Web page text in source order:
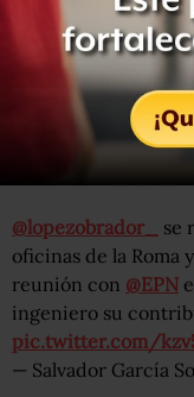
“Hago un
otros dirigentes
precursores de
muchos otros
iniciar la cuarta
México. Me dio
@lopezobrador_ se
oficinas de la Roma
reunión con @EPN
ingeniero su
pic.twitter.com/
— Salvador García